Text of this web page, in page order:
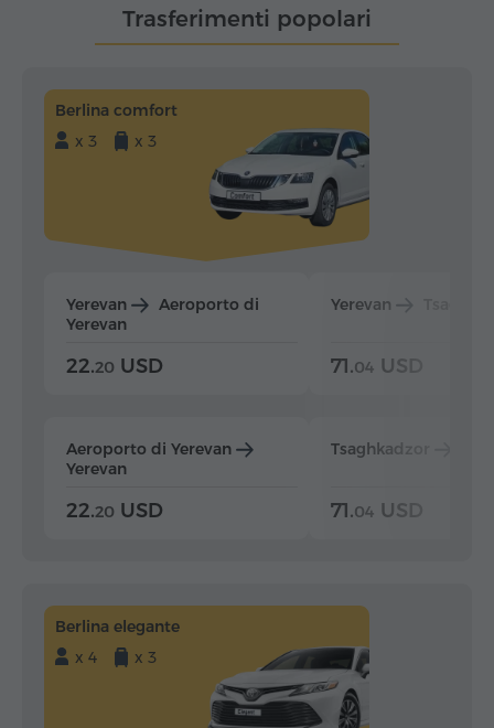
Trasferimenti popolari
Berlina comfort
x 3
x 3
Yerevan
Aeroporto di
Yerevan
22.20 USD
Aeroporto di Yerevan
Yerevan
22.20 USD
Yerevan
71.04 USD
Tsaghkadzor
71.04 USD
Berlina elegante
x 4
x 3